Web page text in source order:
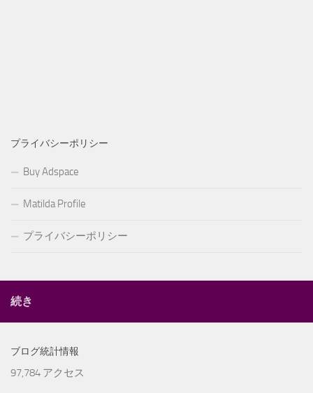
プライバシーポリシー
Buy Adspace
Matilda Profile
プライバシーポリシー
続き
ブログ統計情報
97,784 アクセス